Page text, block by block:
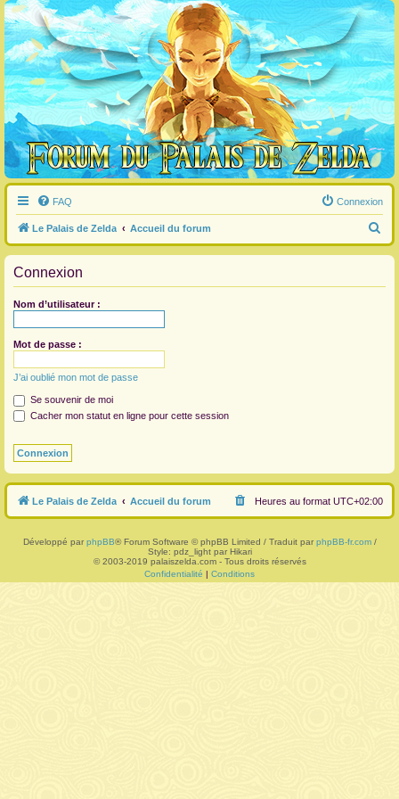
FAQ Connexion
Le Palais de Zelda Accueil du forum
e
Connexion
Nom d’utilisateur :
Mot de passe :
J’ai oublié mon mot de passe
Se souvenir de moi
Cacher mon statut en ligne pour cette session
Le Palais de Zelda Accueil du forum Heures au format UTC+02:00
Développé par phpBB® Forum Software © phpBB Limited / Traduit par phpBB-fr.com/
Style: pdz_light par Hikari
© 2003-2019 palaiszelda.com - Tous droits réservés
Confidentialité | Conditions